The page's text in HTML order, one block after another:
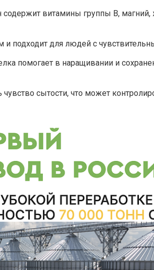
содержит витамины группы B, магний,
и подходит для людей с
помогает в наращивании и
сытости, что может